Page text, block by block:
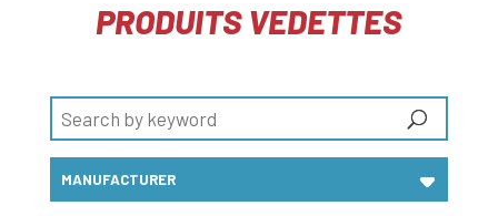
PRODUITS VEDETTES